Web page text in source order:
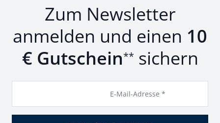
Zum Newsletter
anmelden und einen 10
€ Gutschein** sichern
E-Mail-Adresse *